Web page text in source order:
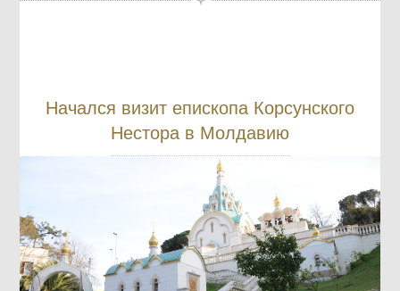
Начался визит епископа Корсунского
Нестора в Молдавию